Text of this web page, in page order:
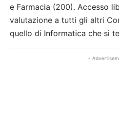
e Farmacia (200). Accesso
valutazione a tutti gli altri
quello di Informatica che si
-